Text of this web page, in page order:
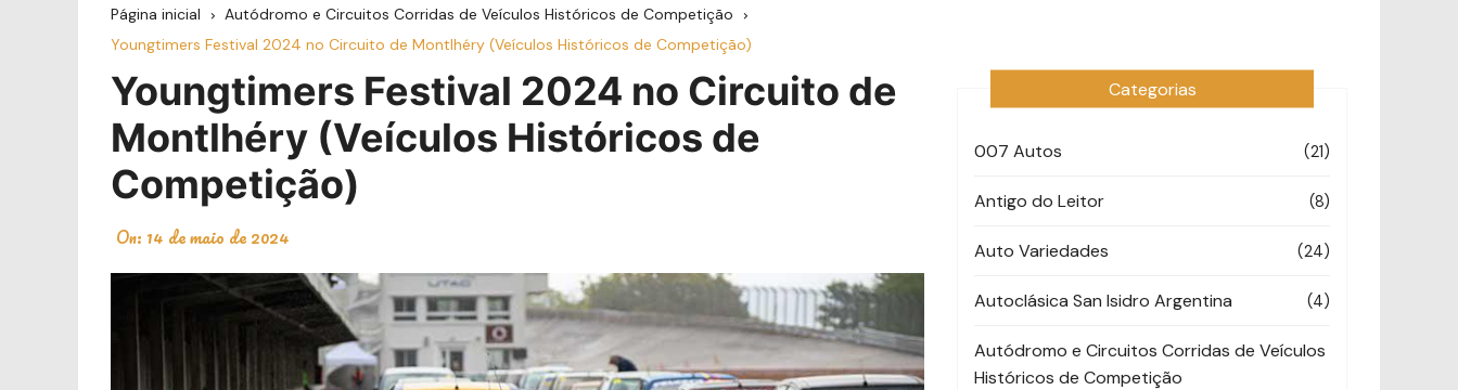
Página inicial
Autódromo e Circuitos Corridas de Veículos Históricos de Competição
Youngtimers Festival 2024 no Circuito de Montlhéry (Veículos Históricos de Competição)
Youngtimers Festival 2024 no Circuito de
Montlhéry (Veículos Históricos de
Competição)
On: 14 de maio de 2024
Categorias
007 Autos (21)
Antigo do Leitor (8)
Auto Variedades (24)
Autoclásica San Isidro Argentina (4)
Autódromo e Circuitos Corridas de Veículos
Históricos de Competição